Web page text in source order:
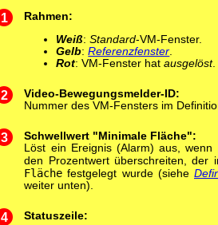
1
Rahmen:
Weiß:Standard-VM-Fenster.
Gelb:Referenzfenster
Rot: VM-Fenster hatausgelöst.
2
Video-Bewegungsmelder-ID:
Nummer des VM-Fensters im
3
Schwellwert "Minimale Fläche":
Löst ein Ereignis (Alarm) aus,
den Prozentwert überschreiten, der
Fläche festgelegt wurde (siehe
weiter unten).
4
Statuszeile: